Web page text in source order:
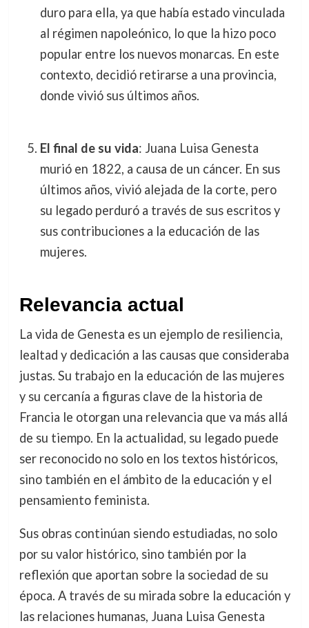
duro para ella, ya que había estado vinculada
al régimen napoleónico, lo que la hizo poco
popular entre los nuevos monarcas. En este
contexto, decidió retirarse a una provincia,
donde vivió sus últimos años.
El final de su vida: Juana Luisa Genesta
murió en 1822, a causa de un cáncer. En sus
últimos años, vivió alejada de la corte, pero
su legado perduró a través de sus escritos y
sus contribuciones a la educación de las
mujeres.
Relevancia actual
La vida de Genesta es un ejemplo de resiliencia,
lealtad y dedicación a las causas que consideraba
justas. Su trabajo en la educación de las mujeres
y su cercanía a figuras clave de la historia de
Francia le otorgan una relevancia que va más allá
de su tiempo. En la actualidad, su legado puede
ser reconocido no solo en los textos históricos,
sino también en el ámbito de la educación y el
pensamiento feminista.
Sus obras continúan siendo estudiadas, no solo
por su valor histórico, sino también por la
reflexión que aportan sobre la sociedad de su
época. A través de su mirada sobre la educación y
las relaciones humanas, Juana Luisa Genesta